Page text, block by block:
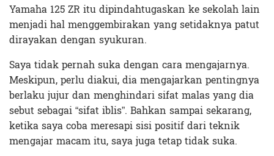
Yamaha 125 ZR itu dipindahtugaskan ke sekolah lain
menjadi hal menggembirakan yang setidaknya patut
dirayakan dengan syukuran.
Saya tidak pernah suka dengan cara mengajarnya.
Meskipun, perlu diakui, dia mengajarkan pentingnya
berlaku jujur dan menghindari sifat malas yang dia
sebut sebagai “sifat iblis”. Bahkan sampai sekarang,
ketika saya coba meresapi sisi positif dari teknik
mengajar macam itu, saya juga tetap tidak suka.